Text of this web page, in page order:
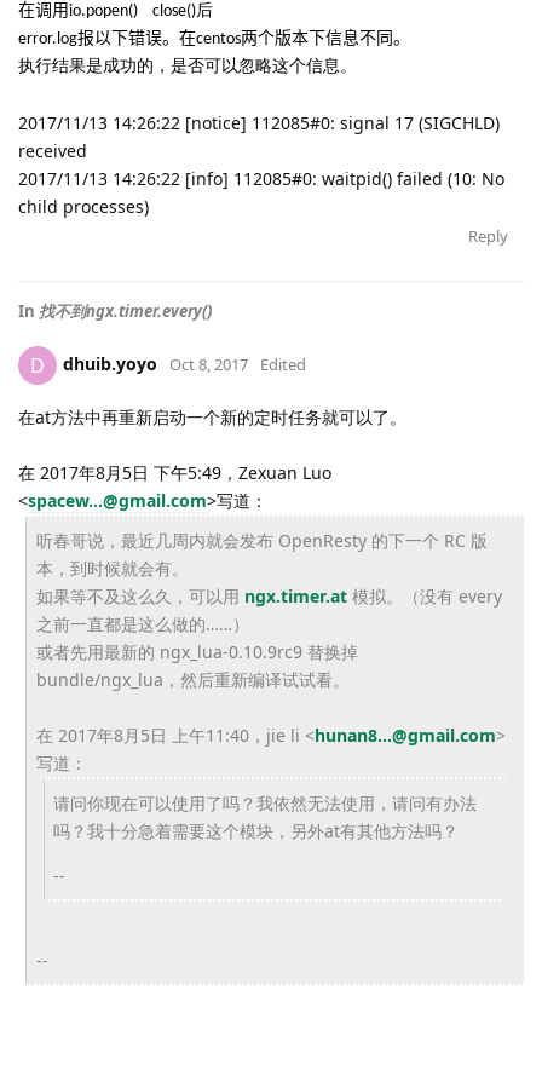
在调用 io.popen() close()后
error.log报以下错误。在centos两个版本下信息不同。
执行结果是成功的，是否可以忽略这个信息。
2017/11/13 14:26:22 [notice] 112085#0: signal 17 (SIGCHLD)
received
2017/11/13 14:26:22 [info] 112085#0: waitpid() failed (10: No
child processes)
Reply
In 找不到ngx.timer.every()
D dhuib.yoyo Oct 8, 2017 Edited
在at方法中再重新启动一个新的定时任务就可以了。
在 2017年8月5日 下午5:49，Zexuan Luo
<spacew...@gmail.com>写道：
听春哥说，最近几周内就会发布 OpenResty 的下一个 RC 版
本，到时候就会有。
如果等不及这么久，可以用 ngx.timer.at模拟。（没有 every
之前一直都是这么做的……）
或者先用最新的 ngx_lua-0.10.9rc9 替换掉
bundle/ngx_lua，然后重新编译试试看。
在 2017年8月5日 上午11:40，jie li <hunan8...@gmail.com>
写道：
请问你现在可以使用了吗？我依然无法使用，请问有办法
吗？我十分急着需要这个模块，另外at有其他方法吗？
--
--